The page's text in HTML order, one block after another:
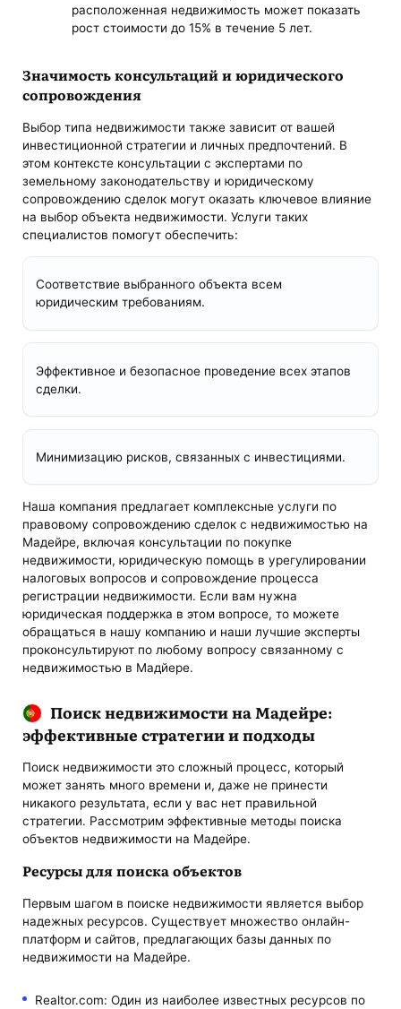
расположенная недвижимость может показать
рост стоимости до 15% в течение 5 лет.
Значимость консультаций и юридического
сопровождения
Выбор типа недвижимости также зависит от вашей
инвестиционной стратегии и личных предпочтений. В
этом контексте консультации с экспертами по
земельному законодательству и юридическому
сопровождению сделок могут оказать ключевое влияние
на выбор объекта недвижимости. Услуги таких
специалистов помогут обеспечить:
Соответствие выбранного объекта всем
юридическим требованиям.
Эффективное и безопасное проведение всех этапов
сделки.
Минимизацию рисков, связанных с инвестициями.
Наша компания предлагает комплексные услуги по
правовому сопровождению сделок с недвижимостью на
Мадейре, включая консультации по покупке
недвижимости, юридическую помощь в урегулировании
налоговых вопросов и сопровождение процесса
регистрации недвижимости. Если вам нужна
юридическая поддержка в этом вопросе, то можете
обращаться в нашу компанию и наши лучшие эксперты
проконсультируют по любому вопросу связанному с
недвижимостью в Мадйере.
Поиск недвижимости на Мадейре:
эффективные стратегии и подходы
Поиск недвижимости это сложный процесс, который
может занять много времени и, даже не принести
никакого результата, если у вас нет правильной
стратегии. Рассмотрим эффективные методы поиска
объектов недвижимости на Мадейре.
Ресурсы для поиска объектов
Первым шагом в поиске недвижимости является выбор
надежных ресурсов. Существует множество онлайн-
платформ и сайтов, предлагающих базы данных по
недвижимости на Мадейре.
Realtor.com: Один из наиболее известных ресурсов по